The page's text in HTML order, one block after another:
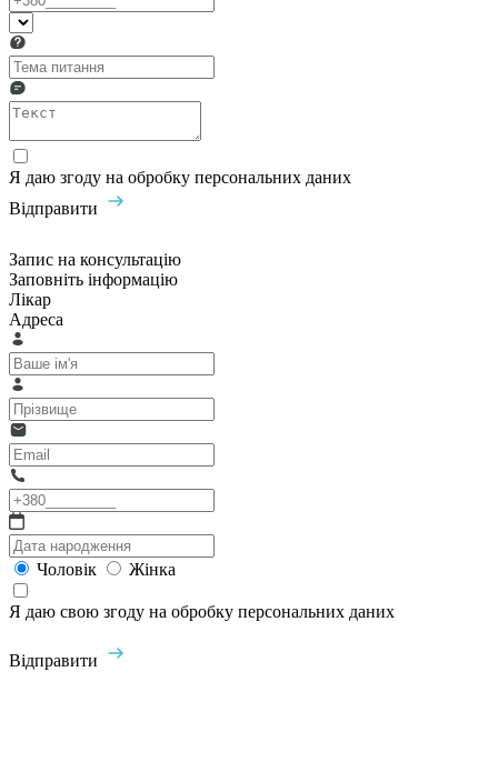
Я даю згоду на обробку персональних даних
Відправити
Запис на консультацію
Заповніть інформацію
Лікар
Адреса
Чоловік Жінка
Я даю свою згоду на обробку персональних даних
Відправити